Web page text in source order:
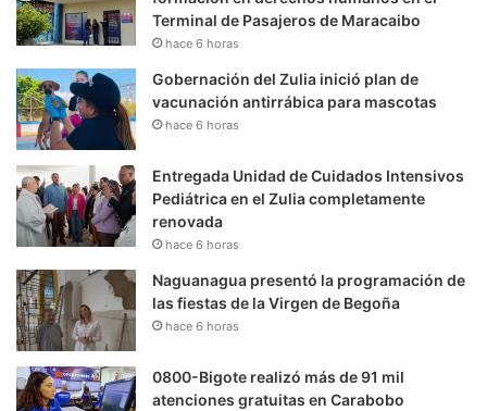
Terminal de Pasajeros de Maracaibo
hace 6 horas
Gobernación del Zulia inició plan de
vacunación antirrábica para mascotas
hace 6 horas
Entregada Unidad de Cuidados Intensivos
Pediátrica en el Zulia completamente
renovada
hace 6 horas
Naguanagua presentó la programación de
las fiestas de la Virgen de Begoña
hace 6 horas
0800-Bigote realizó más de 91 mil
atenciones gratuitas en Carabobo